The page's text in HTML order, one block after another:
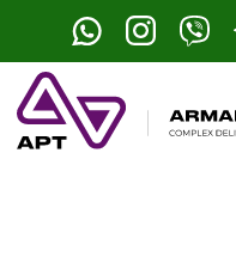
Контактный телефон: